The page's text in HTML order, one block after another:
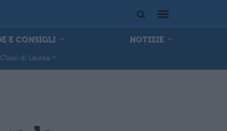
E CONSIGLI NOTIZIE
Classi di Laurea